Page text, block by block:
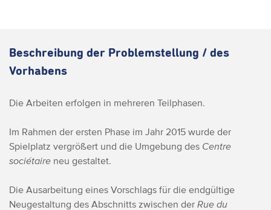
Beschreibung der Problemstellung / des
Vorhabens
Die Arbeiten erfolgen in mehreren Teilphasen.
Im Rahmen der ersten Phase im Jahr 2015 wurde der
Spielplatz vergrößert und die Umgebung des Centre
sociétaire neu gestaltet.
Die Ausarbeitung eines Vorschlags für die endgültige
Neugestaltung des Abschnitts zwischen der Rue du